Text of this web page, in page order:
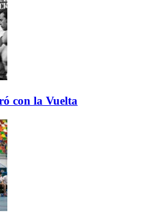
con la Vuelta